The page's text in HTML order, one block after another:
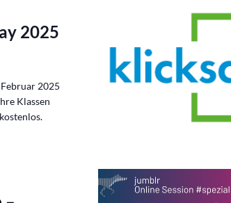
2025
2025
Klassen